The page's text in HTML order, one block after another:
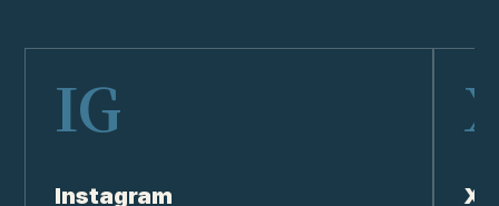
Instagram X